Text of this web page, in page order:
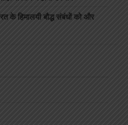
के हिमालयी बौद्ध संबंधों को और